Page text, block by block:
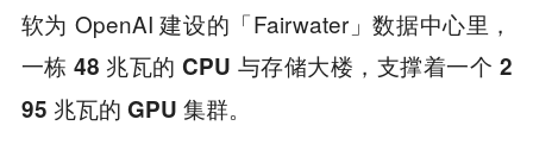
软为 OpenAI 建设的「Fairwater」数据中心里，
一栋 48 兆瓦的 CPU 与存储大楼，支撑着一个 2
95 兆瓦的 GPU 集群。